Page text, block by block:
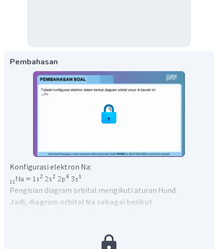
Pembahasan
Konfigurasi elektron Na:
Pengisian diagram orbital mengikuti aturan Hund.
Jadi, diagram orbital Na sebagai berikut